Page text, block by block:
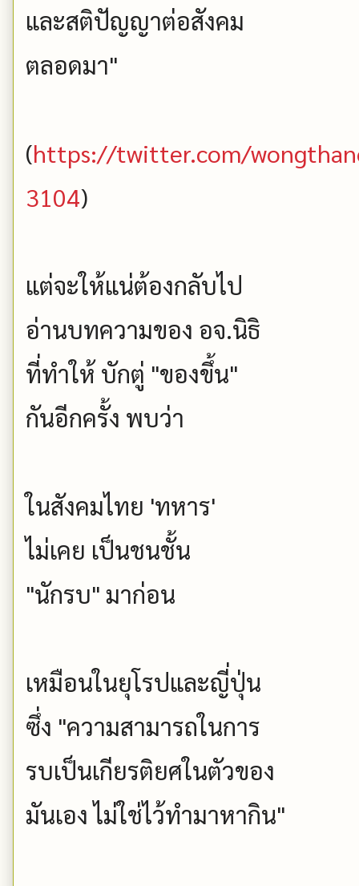
และสติปัญญาต่อสังคม
ตลอดมา"
(https://twitter.com/
3104)
แต่จะให้แน่ต้องกลับไป
อ่านบทความของ อจ.นิธิ
ที่ทำให้ บักตู่ "ของขึ้น"
กันอีกครั้ง พบว่า
ในสังคมไทย 'ทหาร'
ไม่เคย เป็นชนชั้น
"นักรบ" มาก่อน
เหมือนในยุโรปและญี่ปุ่น
ซึ่ง "ความสามารถในการ
รบเป็นเกียรติยศในตัวของ
มันเอง ไม่ใช่ไว้ทำมาหากิน"